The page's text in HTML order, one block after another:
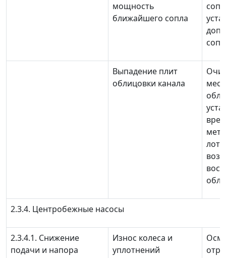
мощность
ближайшего сопла
Выпадение плит
облицовки канала
2.3.4. Центробежные насосы
2.3.4.1. Снижение
подачи и напора
Износ колеса и
уплотнений